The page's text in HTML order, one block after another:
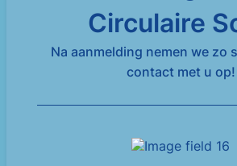
Circulaire
Na aanmelding nemen we zo
contact met u op!